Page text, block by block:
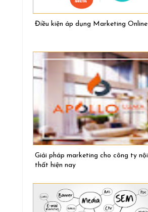
Điều kiện áp dụng Marketing Online
Giải pháp marketing cho công ty nội
thất hiện nay